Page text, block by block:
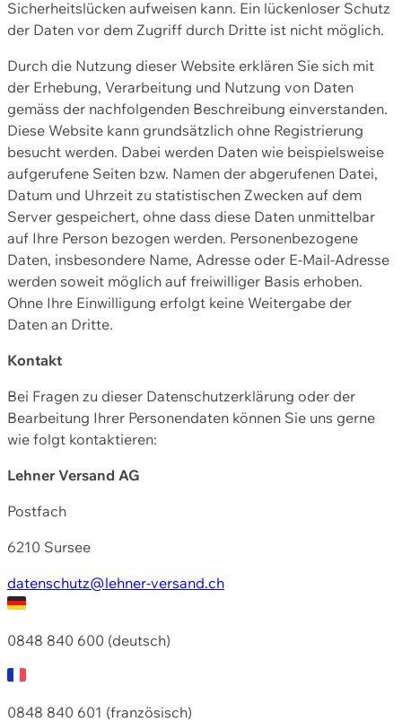
Sicherheitslücken aufweisen kann. Ein lückenloser Schutz
der Daten vor dem Zugriff durch Dritte ist nicht möglich.
Durch die Nutzung dieser Website erklären Sie sich mit
der Erhebung, Verarbeitung und Nutzung von Daten
gemäss der nachfolgenden Beschreibung einverstanden.
Diese Website kann grundsätzlich ohne Registrierung
besucht werden. Dabei werden Daten wie beispielsweise
aufgerufene Seiten bzw. Namen der abgerufenen Datei,
Datum und Uhrzeit zu statistischen Zwecken auf dem
Server gespeichert, ohne dass diese Daten unmittelbar
auf Ihre Person bezogen werden. Personenbezogene
Daten, insbesondere Name, Adresse oder E-Mail-Adresse
werden soweit möglich auf freiwilliger Basis erhoben.
Ohne Ihre Einwilligung erfolgt keine Weitergabe der
Daten an Dritte.
Kontakt
Bei Fragen zu dieser Datenschutzerklärung oder der
Bearbeitung Ihrer Personendaten können Sie uns gerne
wie folgt kontaktieren:
Lehner Versand AG
Postfach
6210 Sursee
datenschutz@lehner-versand.ch
0848 840 600 (deutsch)
0848 840 601 (französisch)